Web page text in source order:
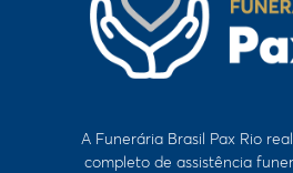
A Funerária Brasil Pax Rio
completo de assistência